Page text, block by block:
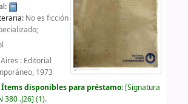
No es ficción
: Editorial
1973
Ítems disponibles para préstamo: Signatura
380 .J26 (1).